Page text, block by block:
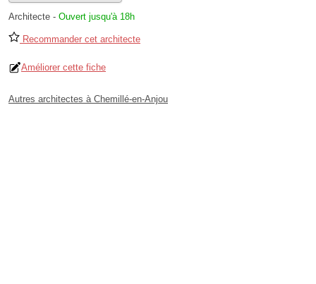
Architecte - Ouvert jusqu'à 18h
Recommander cet architecte
Améliorer cette fiche
Autres architectes à Chemillé-en-Anjou